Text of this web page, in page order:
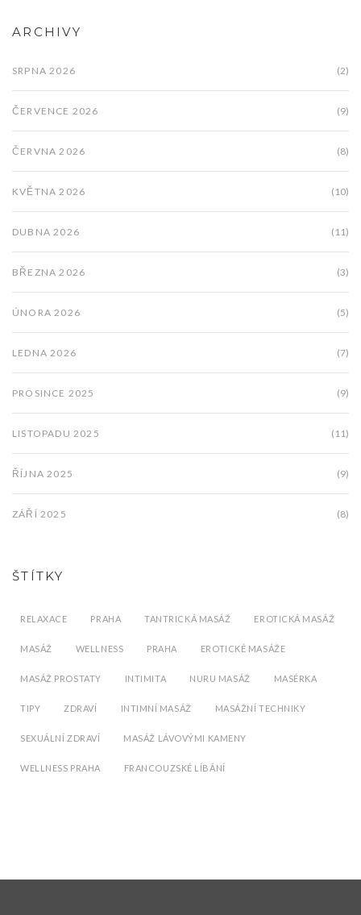
ARCHIVY
SRPNA 2026 (2)
ČERVENCE 2026 (9)
ČERVNA 2026 (8)
KVĚTNA 2026 (10)
DUBNA 2026 (11)
BŘEZNA 2026 (3)
ÚNORA 2026 (5)
LEDNA 2026 (7)
PROSINCE 2025 (9)
LISTOPADU 2025 (11)
ŘÍJNA 2025 (9)
ZÁŘÍ 2025 (8)
ŠTÍTKY
RELAXACE PRAHA TANTRICKÁ MASÁŽ EROTICKÁ MASÁŽ
MASÁŽ WELLNESS PRAHA EROTICKÉ MASÁŽE
MASÁŽ PROSTATY INTIMITA NURU MASÁŽ MASÉRKA
TIPY ZDRAVÍ INTIMNÍ MASÁŽ MASÁŽNÍ TECHNIKY
SEXUÁLNÍ ZDRAVÍ MASÁŽ LÁVOVÝMI KAMENY
WELLNESS PRAHA FRANCOUZSKÉ LÍBÁNÍ